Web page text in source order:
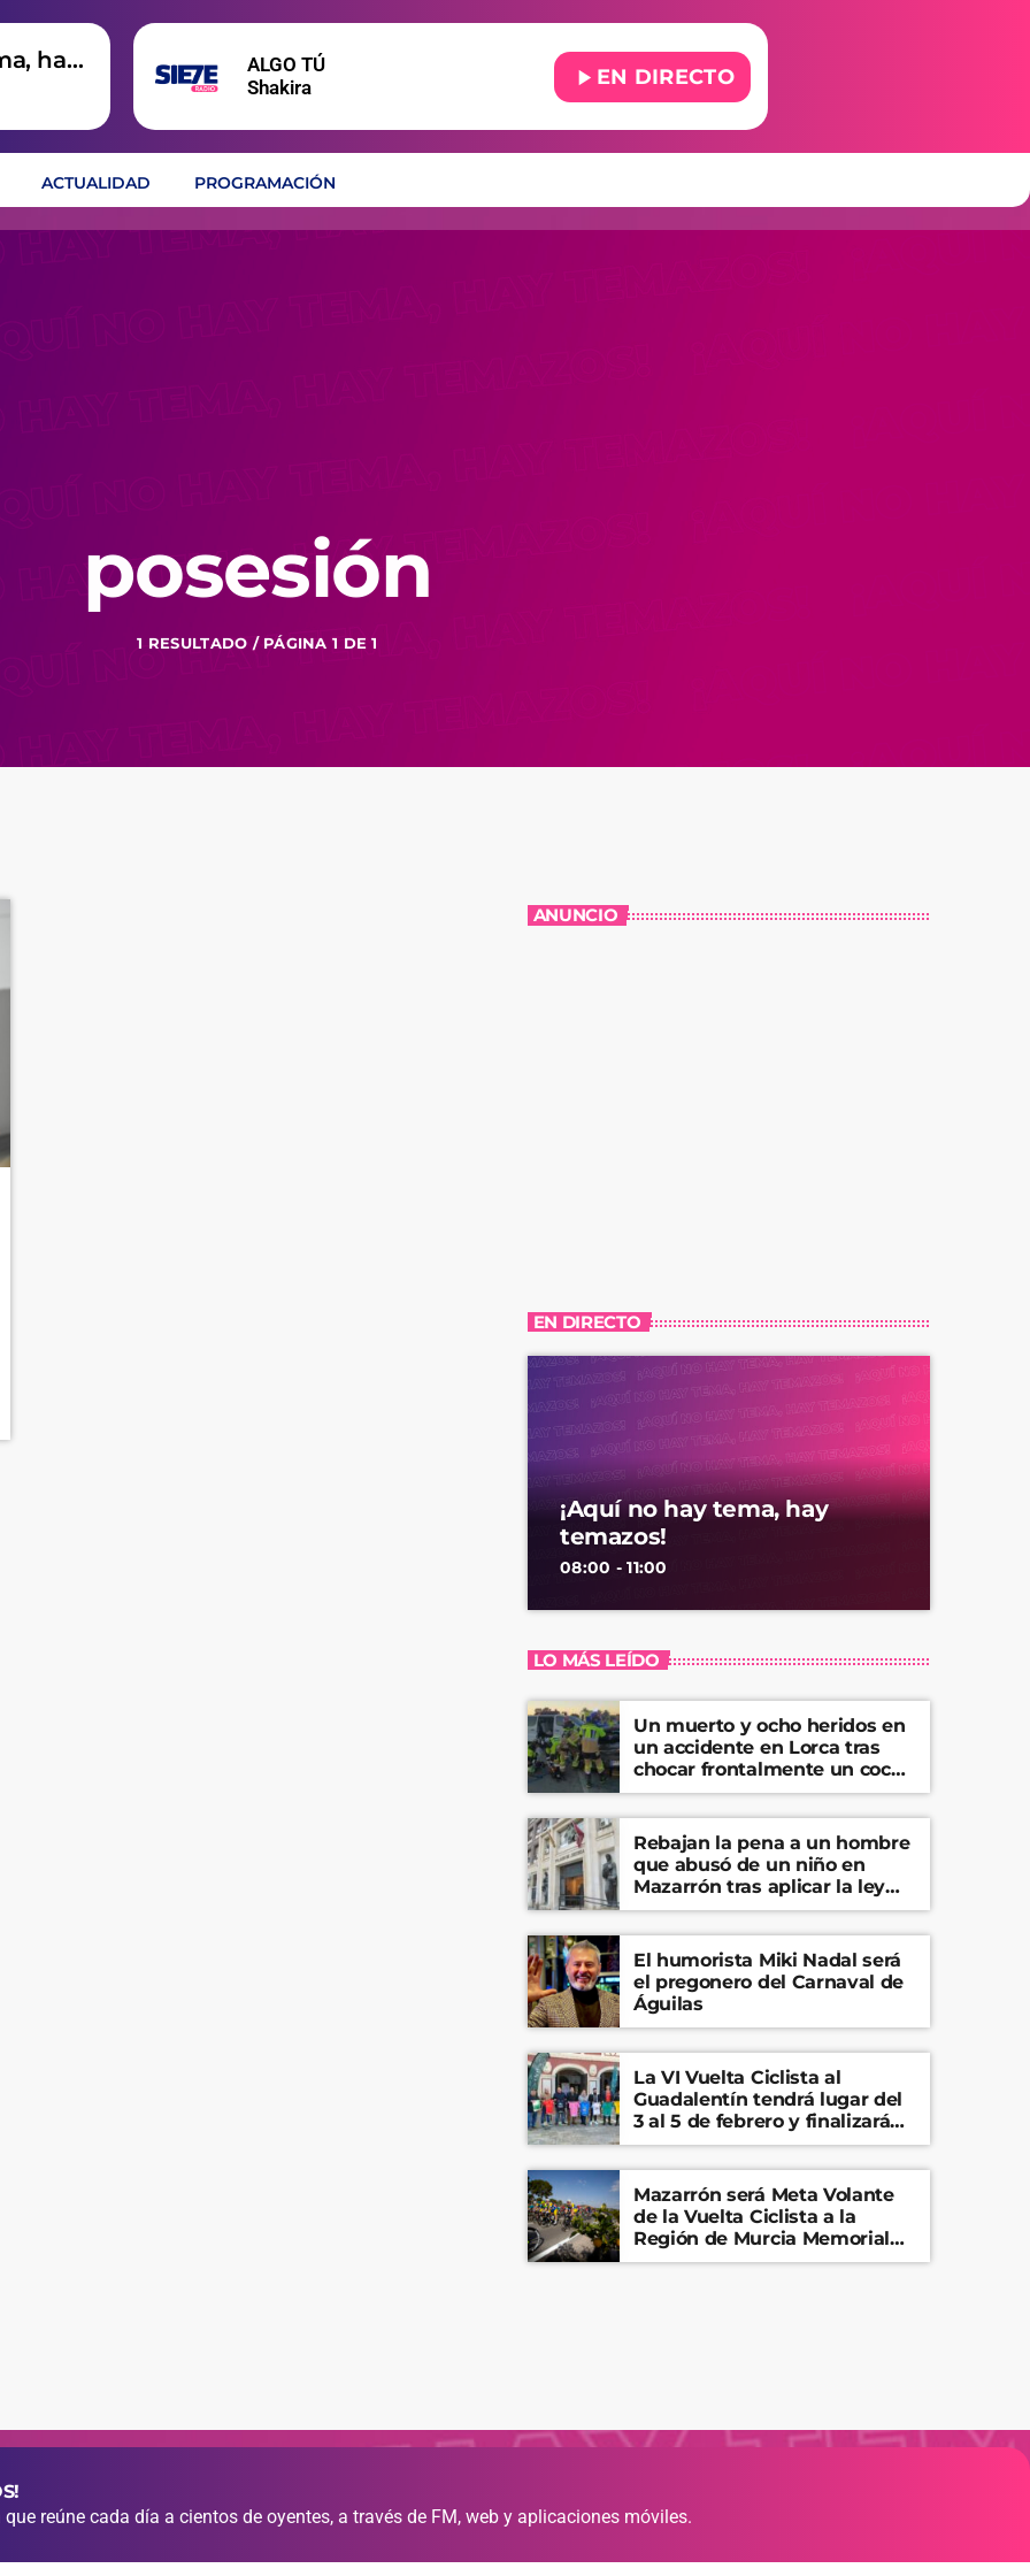
hay
ALGO TÚ
Shakira
play_arrow EN DIRECTO
ACTUALIDAD PROGRAMACIÓN
posesión
1 RESULTADO / PÁGINA 1 DE 1
ANUNCIO
EN DIRECTO
¡Aquí no hay tema, hay
temazos!
08:00 - 11:00
LO MÁS LEÍDO
Un muerto y ocho heridos en
un accidente en Lorca tras
chocar frontalmente un coche
y una furgoneta
Rebajan la pena a un hombre
que abusó de un niño en
Mazarrón tras aplicar la ley
del ‘solo sí es sí’
El humorista Miki Nadal será
el pregonero del Carnaval de
Águilas
La VI Vuelta Ciclista al
Guadalentín tendrá lugar del
3 al 5 de febrero y finalizará
en el Castillo de Lorca
Mazarrón será Meta Volante
de la Vuelta Ciclista a la
Región de Murcia Memorial
Mariano Rojas
reúne cada día a cientos de oyentes, a través de FM, web y aplicaciones móviles.